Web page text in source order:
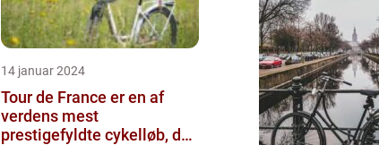
14 januar 2024
Tour de France er en af
verdens mest
prestigefyldte cykelløb, der